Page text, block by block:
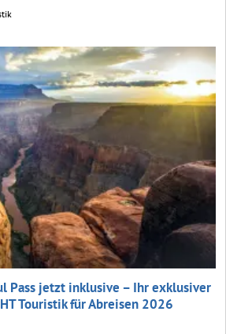
Pass jetzt inklusive – Ihr exklusiver
Touristik für Abreisen 2026